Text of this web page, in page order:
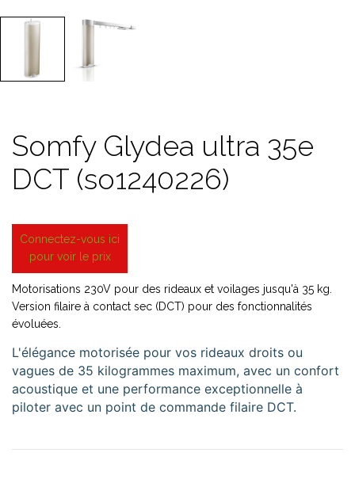
Somfy Glydea ultra 35e
DCT (so1240226)
Connectez-vous ici
pour voir le prix
Motorisations 230V pour des rideaux et voilages jusqu'à 35 kg.
Version filaire à contact sec (DCT) pour des fonctionnalités
évoluées.
L'élégance motorisée pour vos rideaux droits ou
vagues de 35 kilogrammes maximum, avec un confort
acoustique et une performance exceptionnelle à
piloter avec un point de commande filaire DCT.